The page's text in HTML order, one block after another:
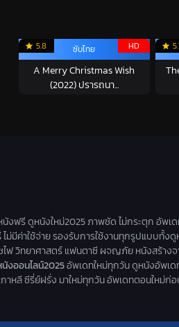
5.8 HD
ซับไทย
A Merry Christmas Wish
(2022) ปรารถนา...
งฟรี ดูหนังใหม่2025 ภาพชัด ไม่กระตุก อัพเ
ม่มีค่าใช้จ่าย รองรับการใช้งานทุกรูปแบบทั้
วิทยาศาสตร์ แฟนตาซี ผจญภัย หนังสร้างจ
งออนไลน์2025อัพเดทใหม่ทุกวัน ดูหนังอัพเด
กาหลี ซีรี่ย์ฝรั่ง มาใหม่ทุกวัน อัพเดทตอนใหม่ก่